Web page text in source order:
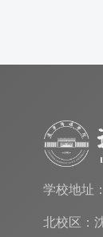
学校地址：
北校区：